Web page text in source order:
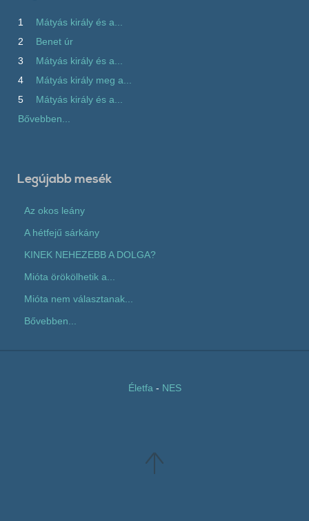
1
Mátyás király és a...
2
Benet úr
3
Mátyás király és a...
4
Mátyás király meg a...
5
Mátyás király és a...
Bővebben...
Legújabb mesék
Az okos leány
A hétfejű sárkány
KINEK NEHEZEBB A DOLGA?
Mióta örökölhetik a...
Mióta nem választanak...
Bővebben...
Életfa - NES